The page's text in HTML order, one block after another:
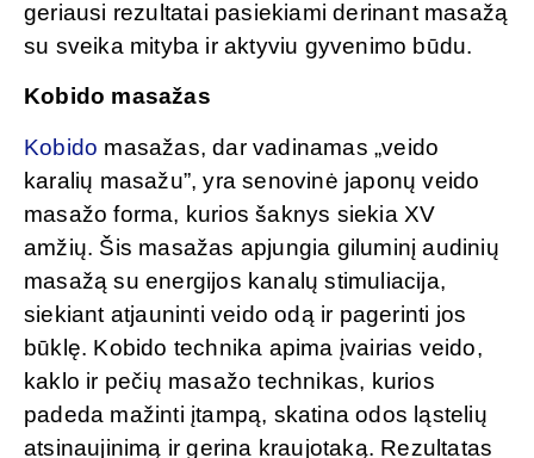
geriausi rezultatai pasiekiami derinant masažą
su sveika mityba ir aktyviu gyvenimo būdu.
Kobido masažas
Kobido masažas, dar vadinamas „veido
karalių masažu”, yra senovinė japonų veido
masažo forma, kurios šaknys siekia XV
amžių. Šis masažas apjungia giluminį audinių
masažą su energijos kanalų stimuliacija,
siekiant atjauninti veido odą ir pagerinti jos
būklę. Kobido technika apima įvairias veido,
kaklo ir pečių masažo technikas, kurios
padeda mažinti įtampą, skatina odos ląstelių
atsinaujinimą ir gerina kraujotaką. Rezultatas